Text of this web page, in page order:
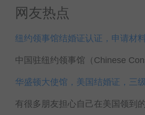
网友热点
纽约领事馆结婚证认证，申请材
中国驻纽约领事馆（Chinese
华盛顿大使馆，美国结婚证，三
有很多朋友担心自己在美国领到